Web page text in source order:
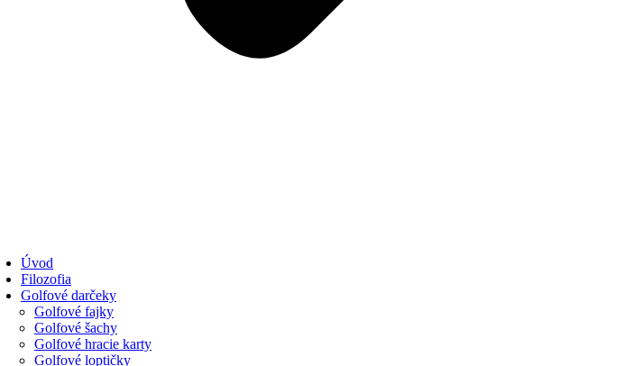
Úvod
Filozofia
Golfové darčeky
Golfové fajky
Golfové šachy
Golfové hracie karty
Golfové loptičky